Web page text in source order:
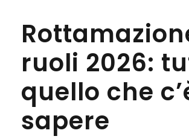
ruoli 2026:
quello che
sapere